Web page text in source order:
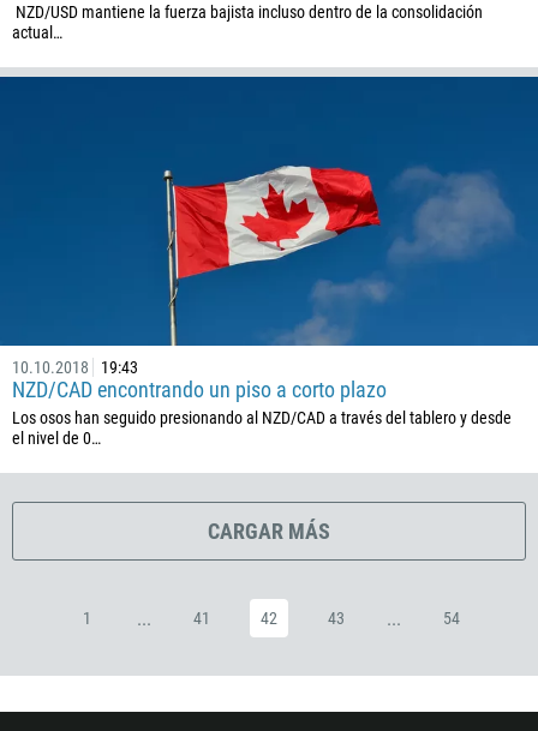
NZD/USD mantiene la fuerza bajista incluso dentro de la consolidación
actual…
10.10.2018 19:43
NZD/CAD encontrando un piso a corto plazo
Los osos han seguido presionando al NZD/CAD a través del tablero y desde
el nivel de 0…
CARGAR MÁS
1 ... 41 42 43 ... 54
242
45
253
1767
503
291